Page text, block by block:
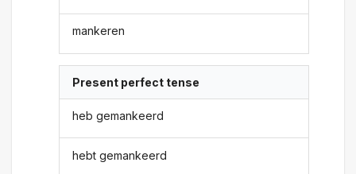
mankeren
Present perfect tense
heb gemankeerd
hebt gemankeerd